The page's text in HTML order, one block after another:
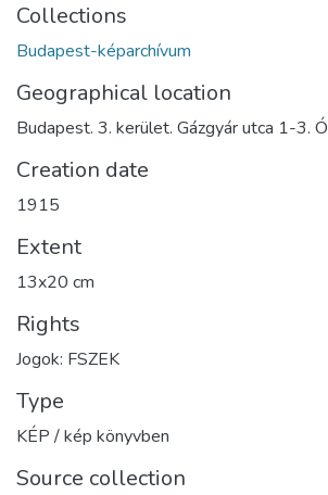
Collections
Budapest-képarchívum
Geographical location
Budapest. 3. kerület. Gázgyár utca 1-3.
Creation date
1915
Extent
13x20 cm
Rights
Jogok: FSZEK
Type
KÉP / kép könyvben
Source collection